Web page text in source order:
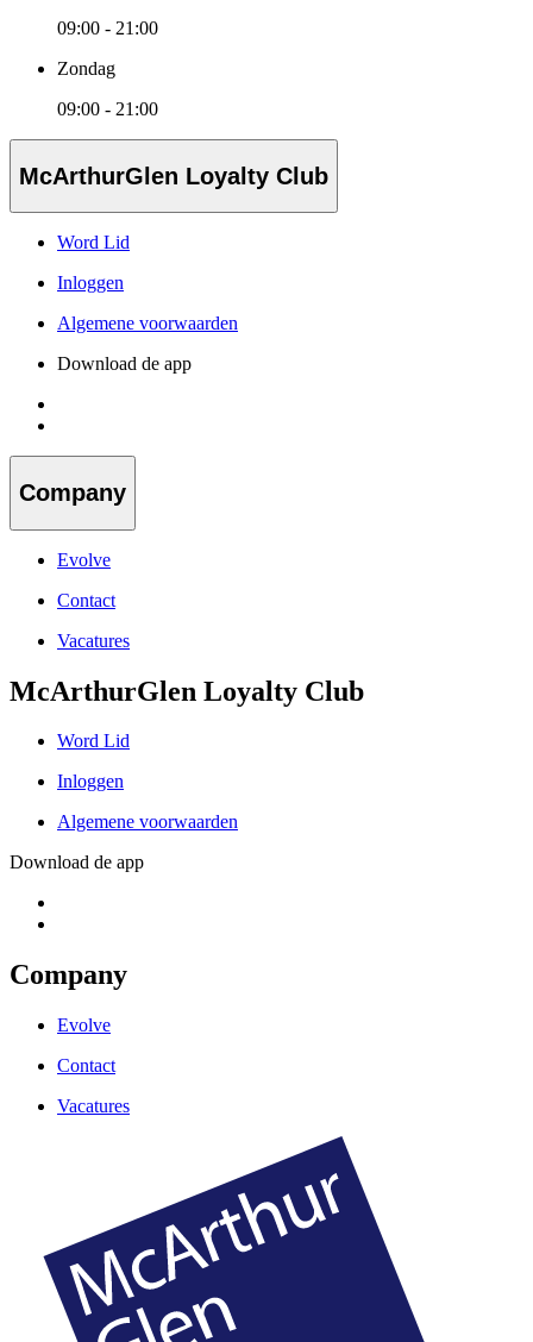
09:00 - 21:00
Zondag
09:00 - 21:00
McArthurGlen Loyalty Club
Word Lid
Inloggen
Algemene voorwaarden
Download de app
Company
Evolve
Contact
Vacatures
McArthurGlen Loyalty Club
Word Lid
Inloggen
Algemene voorwaarden
Download de app
Company
Evolve
Contact
Vacatures